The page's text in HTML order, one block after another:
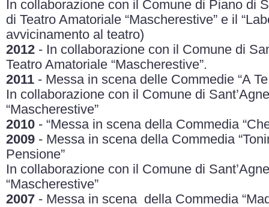
In collaborazione con il Comune di Piano di
di Teatro Amatoriale “Mascherestive” e il
avvicinamento al teatro)
2012 - In collaborazione con il Comune di
Teatro Amatoriale “Mascherestive”.
2011 - Messa in scena delle Commedie “A
In collaborazione con il Comune di
“Mascherestive”
2010 - “Messa in scena della Commedia
2009 - Messa in scena della Commedia
Pensione”
In collaborazione con il Comune di
“Mascherestive”
2007 - Messa in scena della Commedia